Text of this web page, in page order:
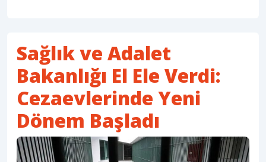
Sağlık ve Adalet
Bakanlığı El Ele Verdi:
Cezaevlerinde Yeni
Dönem Başladı